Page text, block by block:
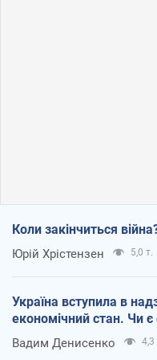
Коли закінчиться
Юрій Хрістензен 5,0 т.
Україна вступила в
економічний стан. Чи є
Вадим Денисенко 4,3